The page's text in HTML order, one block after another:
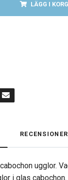
LÄGG I
RECENSIONER
ugglor.
i glas